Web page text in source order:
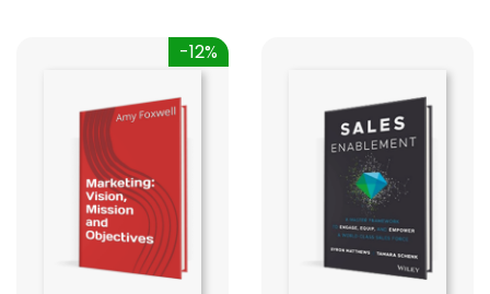
-12%